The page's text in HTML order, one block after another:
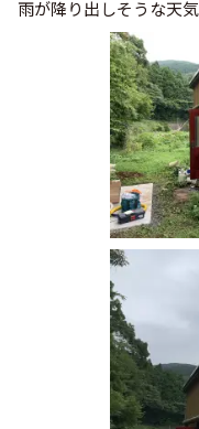
雨が降り出しそうな天